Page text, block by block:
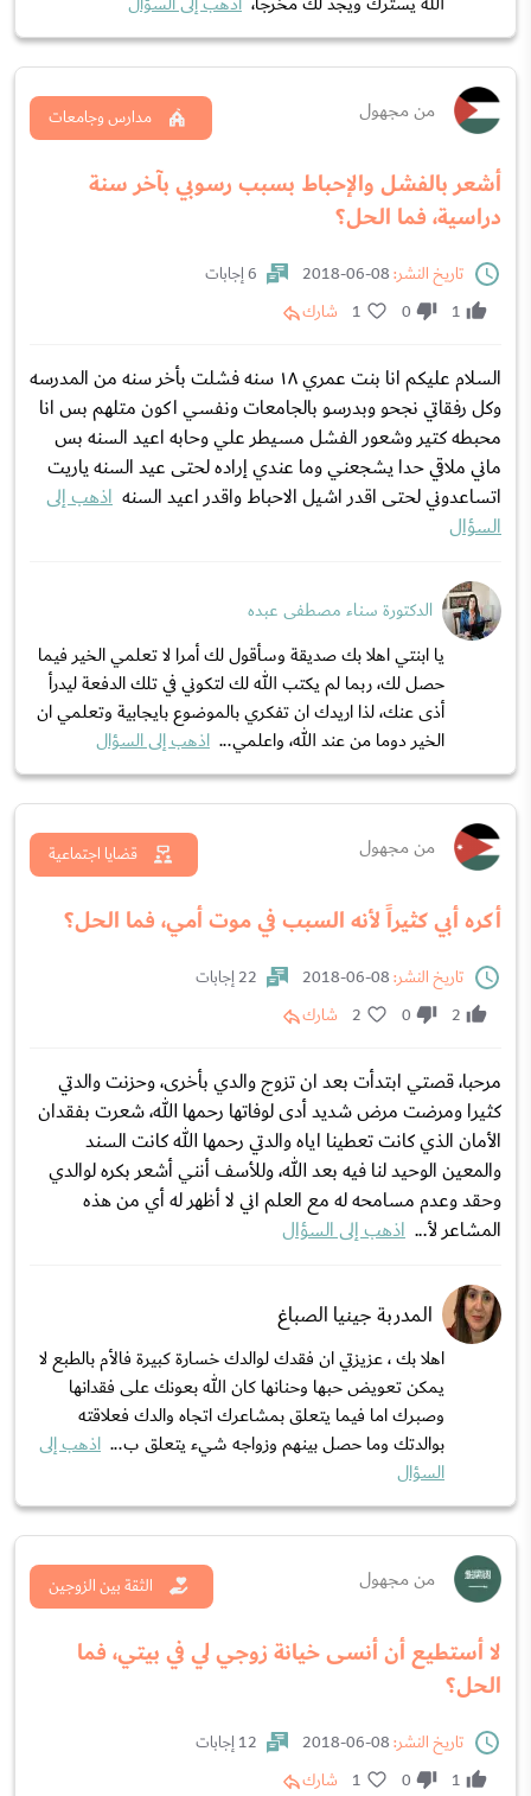
من مجهول
أشعر بالفشل والإحباط بسبب رسوبي بآخر سنة
دراسية، فما الحل؟
مدارس وجامعات
تاريخ النشر:
6 إجابات
1
0
1 شارك
السلام عليكم انا بنت عمري ١٨ سنه فشلت بأخر سنه من المدرسه
وكل رفقاتي نجحو وبدرسو بالجامعات ونفسي اكون متلهم بس انا
محبطه كتير وشعور الفشل مسيطر علي وحابه اعيد السنه بس
ماني ملاقي حدا يشجعني وما عندي إراده لحتى عيد السنه ياريت
اتساعدوني لحتى اقدر اشيل الاحباط واقدر اعيد السنه اذهب إلى
السؤال
الدكتورة سناء مصطفى عبده
يا ابنتي اهلا بك صديقة وسأقول لك أمرا لا تعلمي الخير فيما
حصل لك، ربما لم يكتب الله لك لتكوني في تلك الدفعة ليدرأ
أذى عنك، لذا اريدك ان تفكري بالموضوع بايجابية وتعلمي ان
الخير دوما من عند الله، واعلمي... اذهب إلى السؤال
من مجهول
أكره أبي كثيراً لأنه السبب في موت أمي، فما الحل؟
قضايا اجتماعية
تاريخ النشر:
22 إجابات
2
0
2 شارك
مرحبا، قصتي ابتدأت بعد ان تزوج والدي بأخرى، وحزنت والدتي
كثيرا ومرضت مرض شديد أدى لوفاتها رحمها الله، شعرت بفقدان
الأمان الذي كانت تعطينا اياه والدتي رحمها الله كانت السند
والمعين الوحيد لنا فيه بعد الله، وللأسف أنني أشعر بكره لوالدي
وحقد وعدم مسامحه له مع العلم اني لا أظهر له أي من هذه
المشاعر لأ... اذهب إلى السؤال
المدربة جينيا الصباغ
اهلا بك ، عزيزتي ان فقدك لوالدك خسارة كبيرة فالأم بالطبع لا
يمكن تعويض حبها وحنانها كان الله بعونك على فقدانها
وصبرك اما فيما يتعلق بمشاعرك اتجاه والدك فعلاقته
بوالدتك وما حصل بينهم وزواجه شيء يتعلق ب... اذهب إلى
السؤال
من مجهول
لا أستطيع أن أنسى خيانة زوجي لي في بيتي، فما
الحل؟
الثقة بين الزوجين
تاريخ النشر:
12 إجابات
1
0
1 شارك